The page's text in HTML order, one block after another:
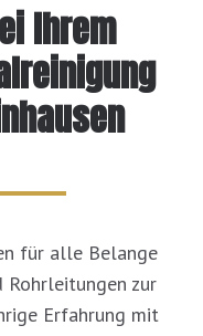
Ihrem
für alle Belange
Rohrleitungen zur
Erfahrung mit